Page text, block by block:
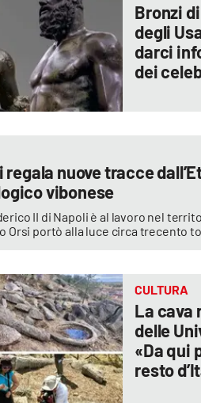
Bronzi
degli
darci
dei
nuove tracce
vibonese
II di Napoli è al lavoro nel
Orsi portò alla luce circa trecento
CULTURA
La cava
delle
«Da qui
resto